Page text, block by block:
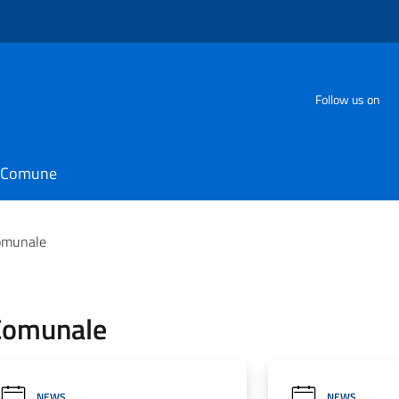
Follow us on